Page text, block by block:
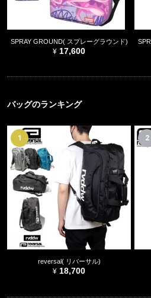
SPRAY GROUND( スプレーグラウンド)
17,600
バッグのランキング
1
reversal( リバーサル)
18,700
2